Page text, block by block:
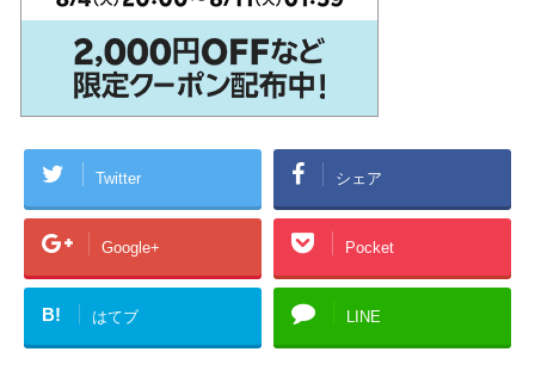
Twitter シェア
Google+ Pocket
B! はてブ LINE